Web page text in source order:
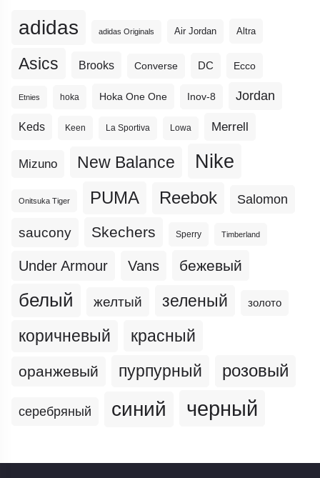
adidas adidas Originals Air Jordan Altra
Asics Brooks Converse DC Ecco
Etnies hoka Hoka One One Inov-8 Jordan
Keds Keen La Sportiva Lowa Merrell
Mizuno New Balance Nike
Onitsuka Tiger PUMA Reebok Salomon
saucony Skechers Sperry Timberland
Under Armour Vans бежевый
белый желтый зеленый золото
коричневый красный
оранжевый пурпурный розовый
серебряный синий черный